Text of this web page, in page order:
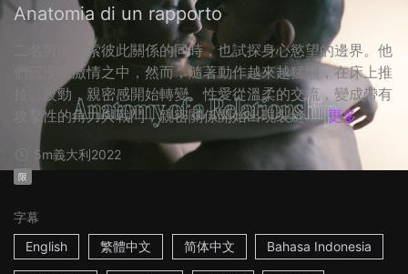
Anatomia di un rapporto
二名男子探索彼此關係的同時，也試探身心慾望的邊界。他
們沉浸在激情之中，然而，隨著動作越來越猛烈，在床上推
拉、較勁，親密感開始轉變。性愛從溫柔的交流，變成帶有
攻擊性的角力與戰鬥，親密關係開始出現裂縫..... 更多
5m義大利2022
限
字幕
English
繁體中文 简体中文 Bahasa Indonesia